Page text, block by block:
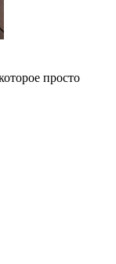
просто